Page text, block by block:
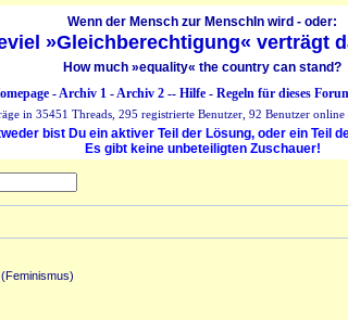
Wenn der Mensch zur MenschIn wird - oder:
»Gleichberechtigung« verträgt
How much »equality« the country can stand?
-Archiv 1-Archiv 2-- Hilfe- Regeln für dieses
in 35451 Threads, 295 registrierte Benutzer, 92 Benutzer online
bist Du ein aktiver Teil der Lösung, oder ein Teil
Es gibt keine unbeteiligten Zuschauer!
(Feminismus)